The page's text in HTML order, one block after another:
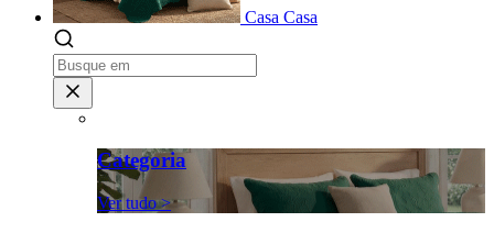
Casa Casa
Categoria
Ver tudo >